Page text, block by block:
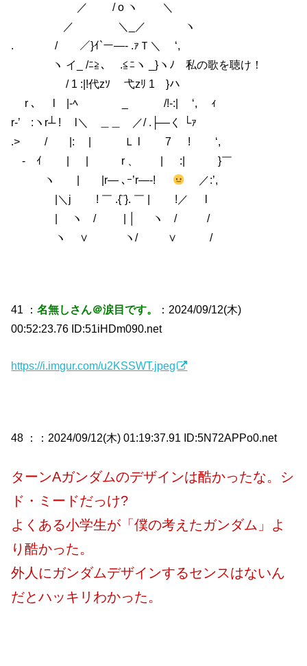
／ / o ヽ ＼
／ ＼_／ ヽ
. / ／}ｲ`ー―‐ .ｧＴ＼ ‘,
ヽ イ_ /ﾆ≧､ .≦ﾆヽ _}ヽﾉ 私の歌を聴け！
/ 1 :|!代zｿ ￣弋zﾘ 1 }ハ
r ､ l |-ﾍ _ /!‐:| ‘, ｨ
r‐’ :ヽr┴ ! l＼ ＿＿ ／/ .├―く └ｧ
.> / |: | Ｌ l 7 ! ‘, ゝ
ゝ- ｲ | | r 、 | :| }￣
ヽ | |r― ､ｰ’r―‐!
／:’,
|＼j ! ￣ .{¨}. ￣ | !／ l
| ヽ / | │ ヽ / /
ヽ ∨ ヽ/ ∨ /
41 ：名無しさん＠涙目です。
：2024/09/12(木)
00:52:23.76 ID:51iHDm090.net
https://i.imgur.com/u2KSSWT.jpeg
48 ： ：2024/09/12(木) 01:19:37.91 ID:5N72APPo0.net
ターンAガンダムのデザインは酷かったな。シ
ド・ミードだっけ?
よくある小学生が「僕の考えたガンダム」よ
り酷かった。
外人にガンダムデザインするセンスはないん
だとハッキリわかった。